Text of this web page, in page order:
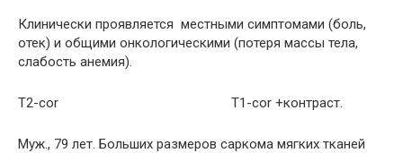
Клинически проявляется местными симптомами (боль,
отек) и общими онкологическими (потеря массы тела,
слабость анемия).
Т2-cor T1-cor +контраст.
Муж., 79 лет. Больших размеров саркома мягких тканей